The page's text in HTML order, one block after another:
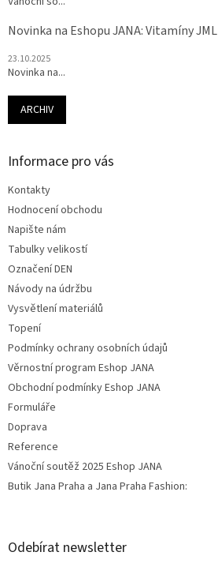
Novinka na Eshopu JANA: Vitamíny JML
23.10.2025
Novinka na...
ARCHIV
Informace pro vás
Kontakty
Hodnocení obchodu
Napište nám
Tabulky velikostí
Označení DEN
Návody na údržbu
Vysvětlení materiálů
Topení
Podmínky ochrany osobních údajů
Věrnostní program Eshop JANA
Obchodní podmínky Eshop JANA
Formuláře
Doprava
Reference
Vánoční soutěž 2025 Eshop JANA
Butik Jana Praha a Jana Praha Fashion:
Odebírat newsletter